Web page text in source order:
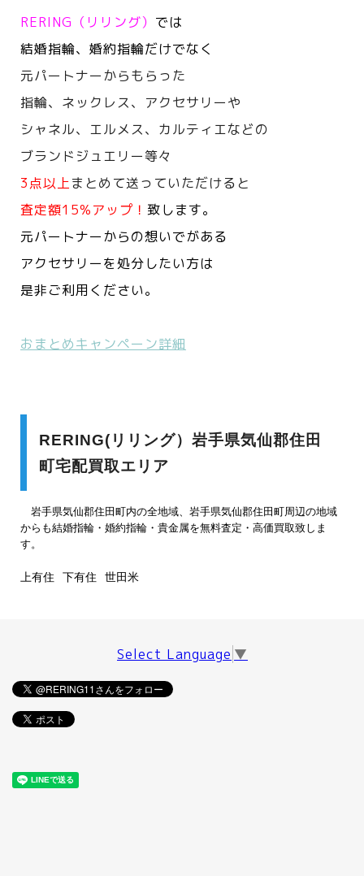
RERING（リリング） では
結婚指輪、婚約指輪だけでなく
元パートナーからもらった
指輪、ネックレス、アクセサリーや
シャネル、エルメス、カルティエなどの
ブランドジュエリー等々
3点以上まとめて送っていただけると
査定額15%アップ！ 致します。
元パートナーからの想いでがある
アクセサリーを処分したい方は
是非ご利用ください。
おまとめキャンペーン詳細
RERING(リリング）岩手県気仙郡住田
町宅配買取エリア
岩手県気仙郡住田町内の全地域、岩手県気仙郡住田町周辺の地域
からも結婚指輪・婚約指輪・貴金属を無料査定・高価買取致しま
す。
上有住 下有住 世田米
Select Language ▼